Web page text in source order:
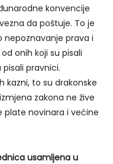
konvencije
da poštuje. To je
prava i
onih koji su pisali
pravnici.
kazni, to su drakonske
zakona ne žive
plate novinara i većine
usamljena u